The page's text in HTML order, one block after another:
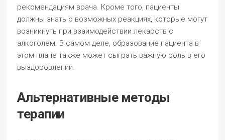
рекомендациям врача. Кроме того, пациенты
должны знать о возможных реакциях, которые могут
возникнуть при взаимодействии лекарств с
алкоголем. В самом деле, образование пациента в
этом плане также может сыграть важную роль в его
выздоровлении.
Альтернативные методы
терапии